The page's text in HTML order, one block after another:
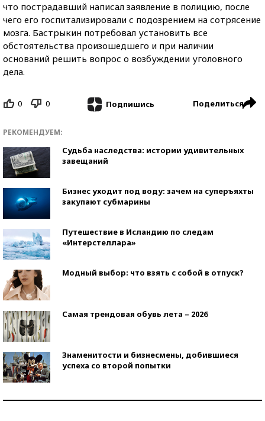
что пострадавший написал заявление в полицию, после
чего его госпитализировали с подозрением на сотрясение
мозга. Бастрыкин потребовал установить все
обстоятельства произошедшего и при наличии
оснований решить вопрос о возбуждении уголовного
дела.
0 0 Подпишись Поделиться
РЕКОМЕНДУЕМ:
Судьба наследства: истории удивительных
завещаний
Бизнес уходит под воду: зачем на суперъяхты
закупают субмарины
Путешествие в Исландию по следам
«Интерстеллара»
Модный выбор: что взять с собой в отпуск?
Самая трендовая обувь лета – 2026
Знаменитости и бизнесмены, добившиеся
успеха со второй попытки